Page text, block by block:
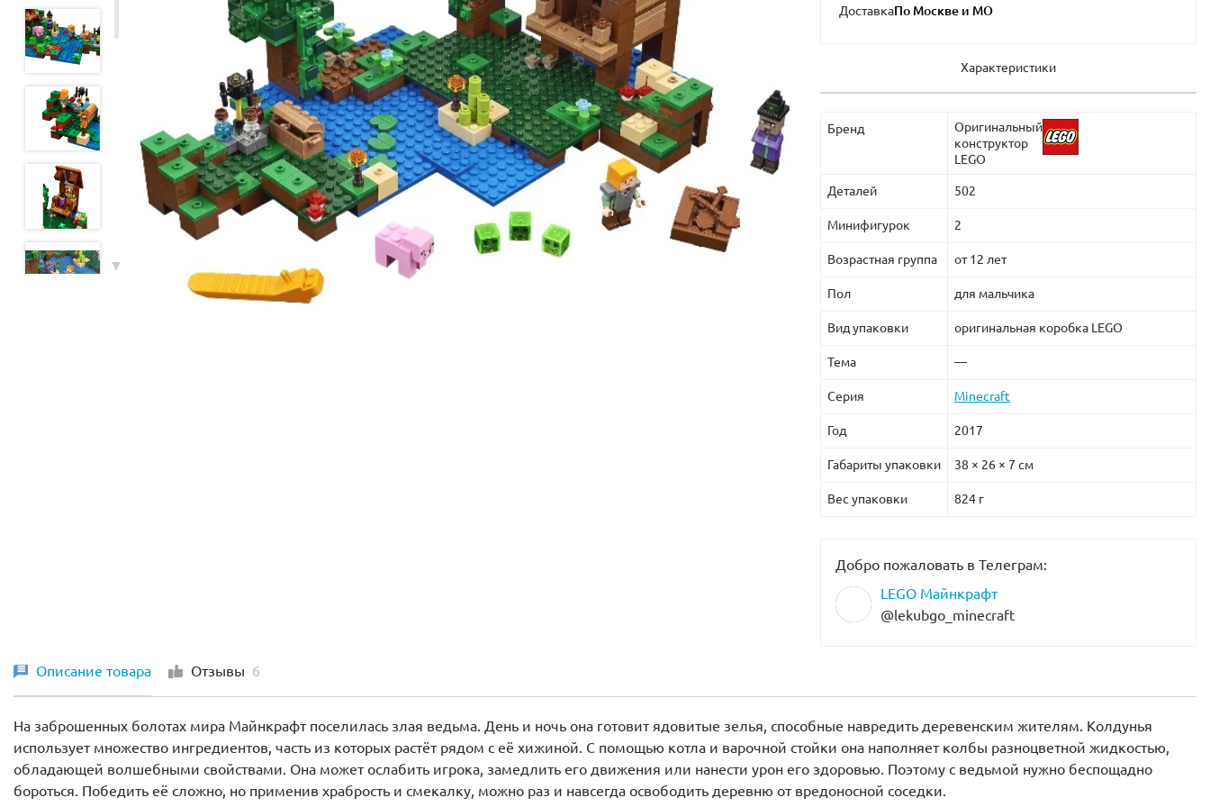
Доставка
Характеристики
Бренд
Оригинальный
конструктор
LEGO
Деталей 502
Минифигурок 2
Возрастная группа от 12 лет
Пол для мальчика
Вид упаковки оригинальная коробка LEGO
Тема —
Серия Minecraft
Год 2017
Габариты упаковки 38 × 26 × 7 см
Вес упаковки 824 г
Добро пожаловать в Телеграм:
LEGO Майнкрафт
@lekubgo_minecraft
Описание товара Отзывы 6
На заброшенных болотах мира Майнкрафт поселилась злая ведьма. День и ночь она готовит ядовитые зелья, способные навредить деревенским жителям. Колдунья
использует множество ингредиентов, часть из которых растёт рядом с её хижиной. С помощью котла и варочной стойки она наполняет колбы разноцветной жидкостью,
обладающей волшебными свойствами. Она может ослабить игрока, замедлить его движения или нанести урон его здоровью. Поэтому с ведьмой нужно беспощадно
бороться. Победить её сложно, но применив храбрость и смекалку, можно раз и навсегда освободить деревню от вредоносной соседки.